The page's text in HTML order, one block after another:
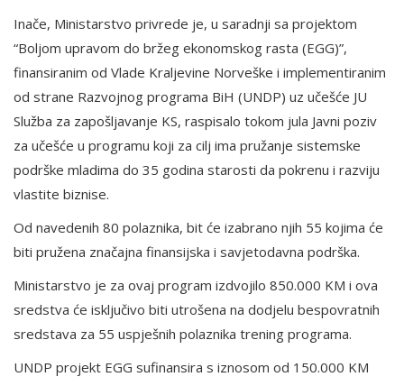
Inače, Ministarstvo privrede je, u saradnji sa projektom
“Boljom upravom do bržeg ekonomskog rasta (EGG)”,
finansiranim od Vlade Kraljevine Norveške i implementiranim
od strane Razvojnog programa BiH (UNDP) uz učešće JU
Služba za zapošljavanje KS, raspisalo tokom jula Javni poziv
za učešće u programu koji za cilj ima pružanje sistemske
podrške mladima do 35 godina starosti da pokrenu i razviju
vlastite biznise.
Od navedenih 80 polaznika, bit će izabrano njih 55 kojima će
biti pružena značajna finansijska i savjetodavna podrška.
Ministarstvo je za ovaj program izdvojilo 850.000 KM i ova
sredstva će isključivo biti utrošena na dodjelu bespovratnih
sredstava za 55 uspješnih polaznika trening programa.
UNDP projekt EGG sufinansira s iznosom od 150.000 KM